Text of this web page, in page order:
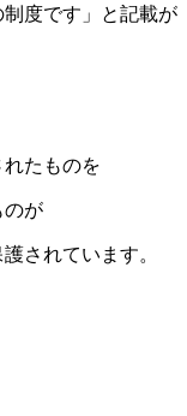
度です」と記載が
たものを
のが
されています。